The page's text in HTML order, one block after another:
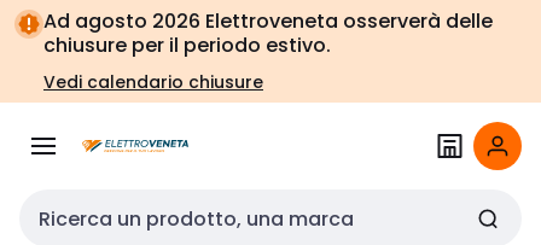
Vai alla
navigazione
Vai
alla
pagina
Ad agosto 2026 Elettroveneta osserverà delle
chiusure per il periodo estivo.
Vedi calendario chiusure
Cerca input